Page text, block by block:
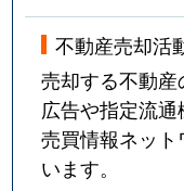
不動産売却活
売却する不動
広告や指定流
売買情報ネッ
います。